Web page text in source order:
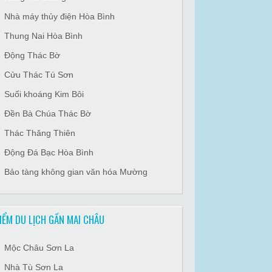
Nhà máy thủy điện Hòa Bình
Thung Nai Hòa Bình
Động Thác Bờ
Cửu Thác Tú Sơn
Suối khoáng Kim Bôi
Đền Bà Chúa Thác Bờ
Thác Thăng Thiên
Động Đá Bạc Hòa Bình
Bảo tàng không gian văn hóa Mường
DU LỊCH GẦN MAI CHÂU
Mộc Châu Sơn La
Nhà Tù Sơn La